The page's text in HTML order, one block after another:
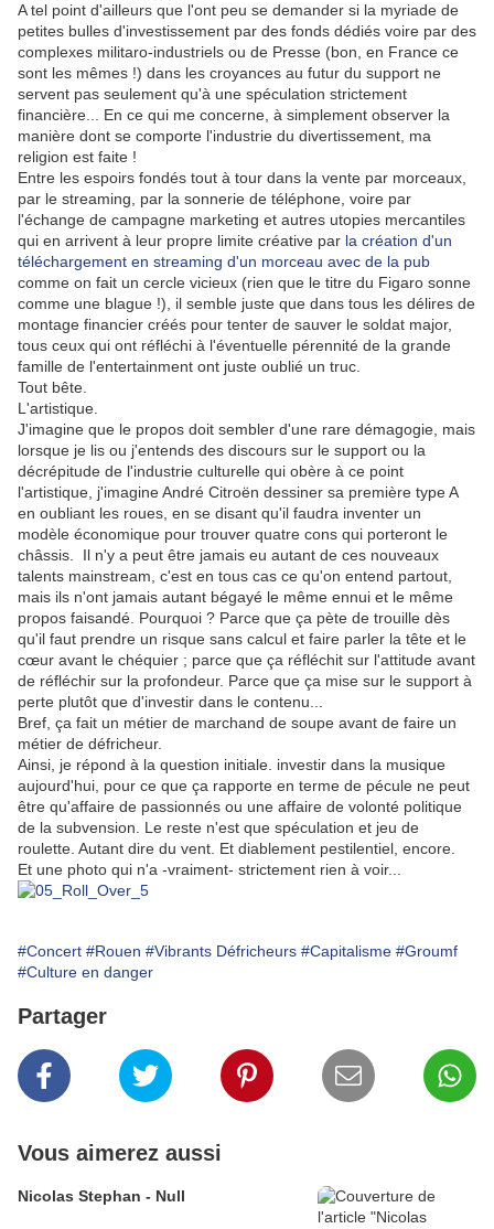
A tel point d'ailleurs que l'ont peu se demander si la myriade de
petites bulles d'investissement par des fonds dédiés voire par des
complexes militaro-industriels ou de Presse (bon, en France ce
sont les mêmes !) dans les croyances au futur du support ne
servent pas seulement qu'à une spéculation strictement
financière... En ce qui me concerne, à simplement observer la
manière dont se comporte l'industrie du divertissement, ma
religion est faite !
Entre les espoirs fondés tout à tour dans la vente par morceaux,
par le streaming, par la sonnerie de téléphone, voire par
l'échange de campagne marketing et autres utopies mercantiles
qui en arrivent à leur propre limite créative par la création d'un
téléchargement en streaming d'un morceau avec de la pub
comme on fait un cercle vicieux (rien que le titre du Figaro sonne
comme une blague !), il semble juste que dans tous les délires de
montage financier créés pour tenter de sauver le soldat major,
tous ceux qui ont réfléchi à l'éventuelle pérennité de la grande
famille de l'entertainment ont juste oublié un truc.
Tout bête.
L'artistique.
J'imagine que le propos doit sembler d'une rare démagogie, mais
lorsque je lis ou j'entends des discours sur le support ou la
décrépitude de l'industrie culturelle qui obère à ce point
l'artistique, j'imagine André Citroën dessiner sa première type A
en oubliant les roues, en se disant qu'il faudra inventer un
modèle économique pour trouver quatre cons qui porteront le
châssis. Il n'y a peut être jamais eu autant de ces nouveaux
talents mainstream, c'est en tous cas ce qu'on entend partout,
mais ils n'ont jamais autant bégayé le même ennui et le même
propos faisandé. Pourquoi ? Parce que ça pète de trouille dès
qu'il faut prendre un risque sans calcul et faire parler la tête et le
cœur avant le chéquier ; parce que ça réfléchit sur l'attitude avant
de réfléchir sur la profondeur. Parce que ça mise sur le support à
perte plutôt que d'investir dans le contenu...
Bref, ça fait un métier de marchand de soupe avant de faire un
métier de défricheur.
Ainsi, je répond à la question initiale. investir dans la musique
aujourd'hui, pour ce que ça rapporte en terme de pécule ne peut
être qu'affaire de passionnés ou une affaire de volonté politique
de la subvension. Le reste n'est que spéculation et jeu de
roulette. Autant dire du vent. Et diablement pestilentiel, encore.
Et une photo qui n'a -vraiment- strictement rien à voir...
#Concert #Rouen #Vibrants Défricheurs #Capitalisme #Groumf
#Culture en danger
Partager
Vous aimerez aussi
Nicolas Stephan - Null